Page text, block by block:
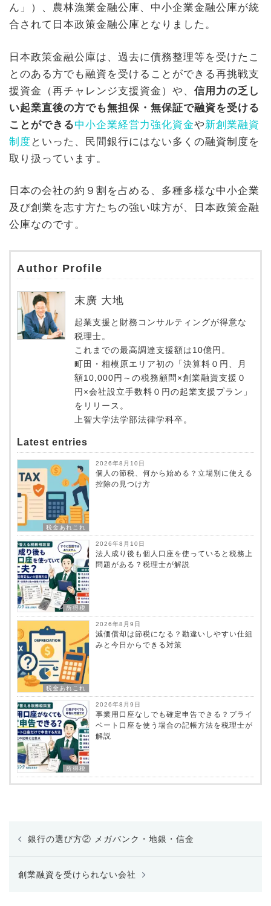
ん」）、農林漁業金融公庫、中小企業金融公庫が統
合されて日本政策金融公庫となりました。
日本政策金融公庫は、 過去に債務整理等を受けたこ
とのある方でも融資を受けることができる再挑戦支
援資金
（再チャレンジ支援資金 ）や、 信用力の乏し
い起業直後の方でも無担保・無保証で融資を受ける
ことができる中小企業経営力強化資金や新創業融資
制度 といった、民間銀行にはない多くの融資制度を
取り扱っています。
日本の会社の約９割を占める、多種多様な中小企業
及び創業を志す方たちの強い味方が、日本政策金融
公庫なのです。
Author Profile
末廣 大地
起業支援と財務コンサルティングが得意な
税理士。
これまでの最高調達支援額は10億円。
町田・相模原エリア初の「決算料０円、月
額10,000円～の税務顧問×創業融資支援０
円×会社設立手数料０円の起業支援プラン」
をリリース。
上智大学法学部法律学科卒。
Latest entries
税金あれこれ
2026年8月10日
個人の節税、何から始める？立場別に使える
控除の見つけ方
所得税
2026年8月10日
法人成り後も個人口座を使っていると税務上
問題がある？税理士が解説
税金あれこれ
2026年8月9日
減価償却は節税になる？勘違いしやすい仕組
みと今日からできる対策
所得税
2026年8月9日
事業用口座なしでも確定申告できる？プライ
ベート口座を使う場合の記帳方法を税理士が
解説
稿
ナ
ビ
銀行の選び方② メガバンク・地銀・信金
創業融資を受けられない会社